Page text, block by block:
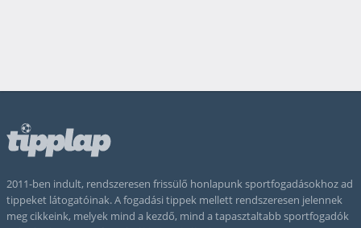
2011-ben indult, rendszeresen frissülő honlapunk sportfogadásokhoz ad
tippeket látogatóinak. A fogadási tippek mellett rendszeresen jelennek
meg cikkeink, melyek mind a kezdő, mind a tapasztaltabb sportfogadók